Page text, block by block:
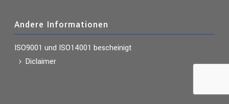
Andere Informationen
ISO9001 und ISO14001bescheinigt
Diclaimer